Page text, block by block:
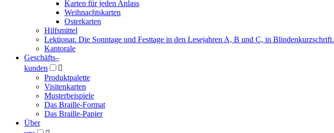
Karten für jeden Anlass
Weihnachtskarten
Osterkarten
Hilfsmittel
Lektionar. Die Sonntage und Festtage in den Lesejahren A, B und C, in Blindenkurzschrift.
Kantorale
Geschäfts­–
kunden

Produktpalette
Visitenkarten
Musterbeispiele
Das Braille-Format
Das Braille-Papier
Über